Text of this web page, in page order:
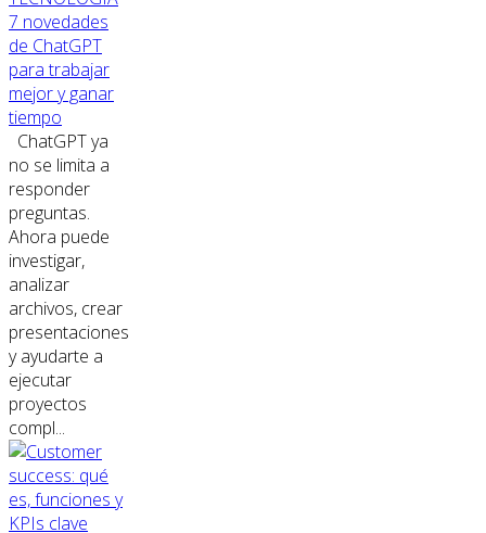
7 novedades
de ChatGPT
para trabajar
mejor y ganar
tiempo
ChatGPT ya
no se limita a
responder
preguntas.
Ahora puede
investigar,
analizar
archivos, crear
presentaciones
y ayudarte a
ejecutar
proyectos
compl...